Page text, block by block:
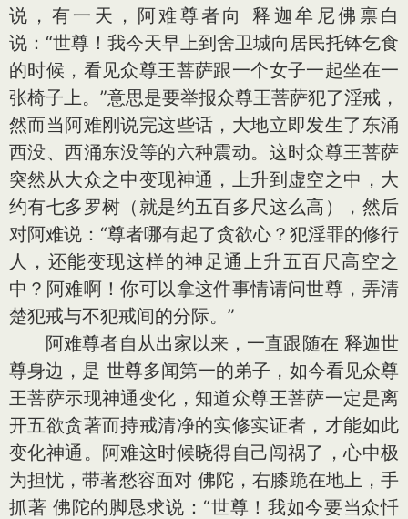
说，有一天，阿难尊者向 释迦牟尼佛禀白
说：“世尊！我今天早上到舍卫城向居民托钵乞食
的时候，看见众尊王菩萨跟一个女子一起坐在一
张椅子上。”意思是要举报众尊王菩萨犯了淫戒，
然而当阿难刚说完这些话，大地立即发生了东涌
西没、西涌东没等的六种震动。这时众尊王菩萨
突然从大众之中变现神通，上升到虚空之中，大
约有七多罗树（就是约五百多尺这么高），然后
对阿难说：“尊者哪有起了贪欲心？犯淫罪的修行
人，还能变现这样的神足通上升五百尺高空之
中？阿难啊！你可以拿这件事情请问世尊，弄清
楚犯戒与不犯戒间的分际。”
阿难尊者自从出家以来，一直跟随在 释迦世
尊身边，是 世尊多闻第一的弟子，如今看见众尊
王菩萨示现神通变化，知道众尊王菩萨一定是离
开五欲贪著而持戒清净的实修实证者，才能如此
变化神通。阿难这时候晓得自己闯祸了，心中极
为担忧，带著愁容面对 佛陀，右膝跪在地上，手
抓著 佛陀的脚恳求说：“世尊！我如今要当众忏